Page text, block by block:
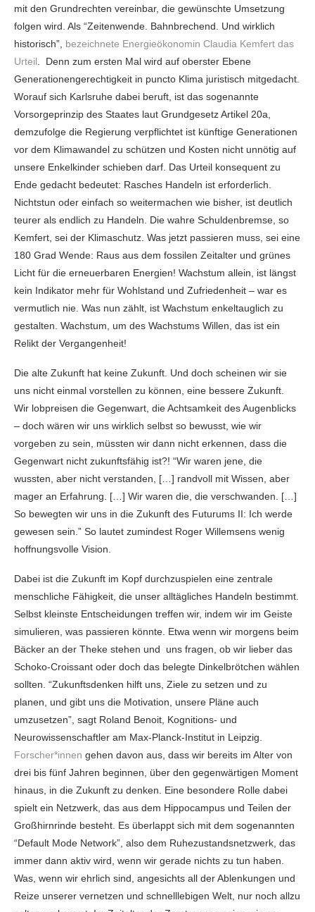
mit den Grundrechten vereinbar, die gewünschte Umsetzung
folgen wird. Als “Zeitenwende. Bahnbrechend. Und wirklich
historisch”, bezeichnete Energieökonomin Claudia Kemfert das
Urteil . Denn zum ersten Mal wird auf oberster Ebene
Generationengerechtigkeit in puncto Klima juristisch mitgedacht.
Worauf sich Karlsruhe dabei beruft, ist das sogenannte
Vorsorgeprinzip des Staates laut Grundgesetz Artikel 20a,
demzufolge die Regierung verpflichtet ist künftige Generationen
vor dem Klimawandel zu schützen und Kosten nicht unnötig auf
unsere Enkelkinder schieben darf. Das Urteil konsequent zu
Ende gedacht bedeutet: Rasches Handeln ist erforderlich.
Nichtstun oder einfach so weitermachen wie bisher, ist deutlich
teurer als endlich zu Handeln. Die wahre Schuldenbremse, so
Kemfert, sei der Klimaschutz. Was jetzt passieren muss, sei eine
180 Grad Wende: Raus aus dem fossilen Zeitalter und grünes
Licht für die erneuerbaren Energien! Wachstum allein, ist längst
kein Indikator mehr für Wohlstand und Zufriedenheit – war es
vermutlich nie. Was nun zählt, ist Wachstum enkeltauglich zu
gestalten. Wachstum, um des Wachstums Willen, das ist ein
Relikt der Vergangenheit!
Die alte Zukunft hat keine Zukunft. Und doch scheinen wir sie
uns nicht einmal vorstellen zu können, eine bessere Zukunft.
Wir lobpreisen die Gegenwart, die Achtsamkeit des Augenblicks
– doch wären wir uns wirklich selbst so bewusst, wie wir
vorgeben zu sein, müssten wir dann nicht erkennen, dass die
Gegenwart nicht zukunftsfähig ist?! “Wir waren jene, die
wussten, aber nicht verstanden, […] randvoll mit Wissen, aber
mager an Erfahrung. […] Wir waren die, die verschwanden. […]
So bewegten wir uns in die Zukunft des Futurums II: Ich werde
gewesen sein.” So lautet zumindest Roger Willemsens wenig
hoffnungsvolle Vision.
Dabei ist die Zukunft im Kopf durchzuspielen eine zentrale
menschliche Fähigkeit, die unser alltägliches Handeln bestimmt.
Selbst kleinste Entscheidungen treffen wir, indem wir im Geiste
simulieren, was passieren könnte. Etwa wenn wir morgens beim
Bäcker an der Theke stehen und uns fragen, ob wir lieber das
Schoko-Croissant oder doch das belegte Dinkelbrötchen wählen
sollten. “Zukunftsdenken hilft uns, Ziele zu setzen und zu
planen, und gibt uns die Motivation, unsere Pläne auch
umzusetzen”, sagt Roland Benoit, Kognitions- und
Neurowissenschaftler am Max-Planck-Institut in Leipzig.
Forscher*innen gehen davon aus, dass wir bereits im Alter von
drei bis fünf Jahren beginnen, über den gegenwärtigen Moment
hinaus, in die Zukunft zu denken. Eine besondere Rolle dabei
spielt ein Netzwerk, das aus dem Hippocampus und Teilen der
Großhirnrinde besteht. Es überlappt sich mit dem sogenannten
“Default Mode Network”, also dem Ruhezustandsnetzwerk, das
immer dann aktiv wird, wenn wir gerade nichts zu tun haben.
Was, wenn wir ehrlich sind, angesichts all der Ablenkungen und
Reize unserer vernetzen und schnelllebigen Welt, nur noch allzu